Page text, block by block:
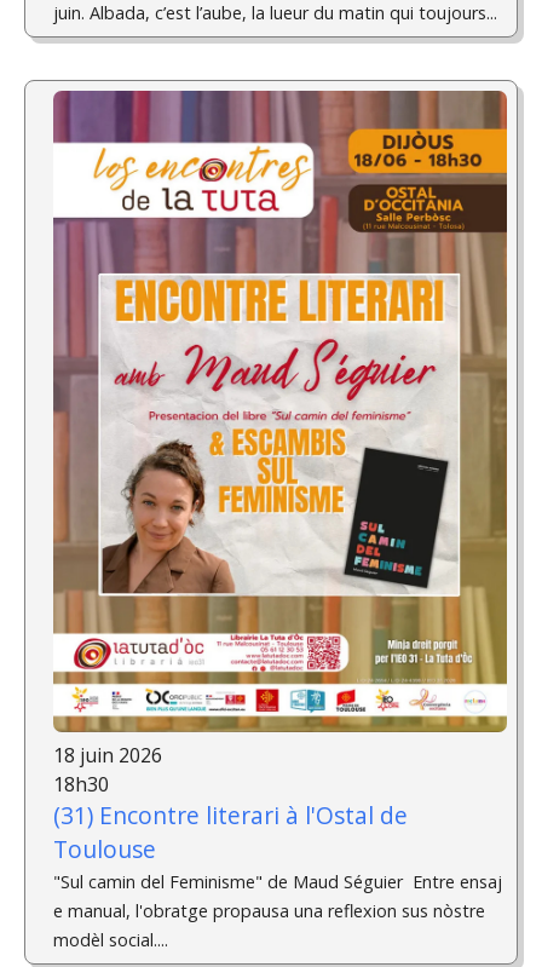
juin. Albada, c’est l’aube, la lueur du matin qui toujours...
18 juin 2026
18h30
(31) Encontre literari à l'Ostal de
Toulouse
"Sul camin del Feminisme" de Maud Séguier ­ Entre ensaj
e manual, l'obratge propausa una reflexion sus nòstre
modèl social....